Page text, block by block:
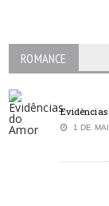
ROMANCE
1 DE